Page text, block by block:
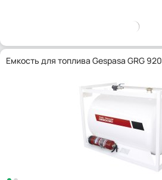
Емкость для топлива Gespasa GRG 920